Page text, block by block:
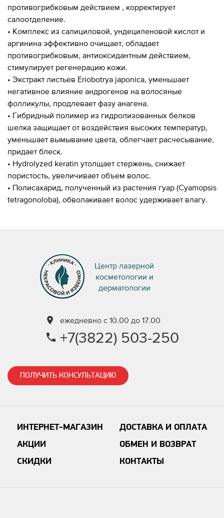
противогрибковым действием , корректирует
салоотделение.
• Комплекс из салициловой, ундециленовой кислот и
аргинина эффективно очищает, обладает
противогрибковым, антиоксидантным действием,
стимулирует регенерацию кожи.
• Экстракт листьев Eriobotrya japonica, уменьшает
негативное влияние андрогенов на волосяные
фолликулы, продлевает фазу анагена.
• Гибридный полимер из гидролизованных белков
шелка защищает от воздействия высоких температур,
уменьшает вымывание цвета, облегчает расчесывание,
придает блеск.
• Hydrolyzed keratin утолщает стержень, снижает
пористость, увеличивает объем волос.
• Полисахарид, полученный из растения гуар (Cyamopsis
tetragonoloba), обволакивает волос удерживает влагу.
Центр лазерной
косметологии и
дерматологии
ежедневно с 10.00 до 17.00
+7(3822) 503-250
ИНТЕРНЕТ-МАГАЗИН
АКЦИИ
СКИДКИ
ДОСТАВКА И ОПЛАТА
ОБМЕН И ВОЗВРАТ
КОНТАКТЫ
ПОЛУЧИТЬ КОНСУЛЬТАЦИЮ